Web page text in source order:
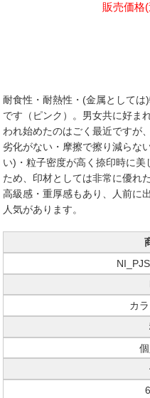
販売価格
耐食性・耐熱性・(金属として
です（ピンク）。男女共に好ま
われ始めたのはごく最近ですが
劣化がない・摩擦で擦り減らな
い)・粒子密度が高く捺印時に
ため、印材としては非常に優れ
高級感・重厚感もあり、人前に
人気があります。
カ